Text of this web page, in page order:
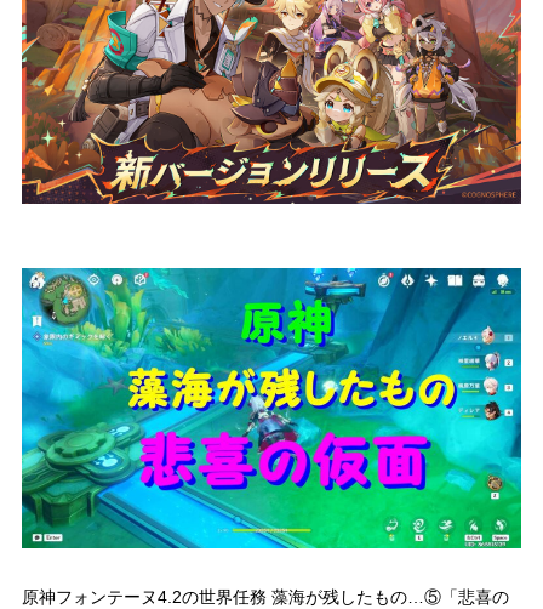
原神フォンテーヌ4.2の世界任務 藻海が残したもの…⑤「悲喜の